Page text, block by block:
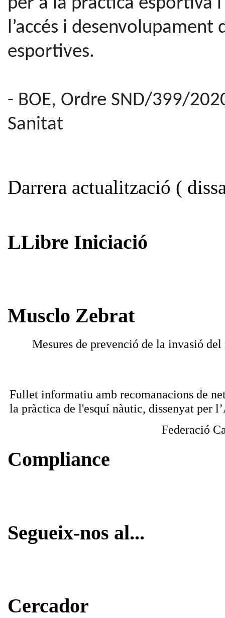
l’accés i desenvolupament
esportives.
- BOE, Ordre SND/399/
Sanitat
Darrera actualització (
LLibre Iniciació
Musclo Zebrat
Mesures de prevenció de la invasió del
Fullet informatiu amb recomanacions de
la pràctica de l'esquí nàutic, dissenyat per
Federació
Compliance
Segueix-nos al...
Cercador